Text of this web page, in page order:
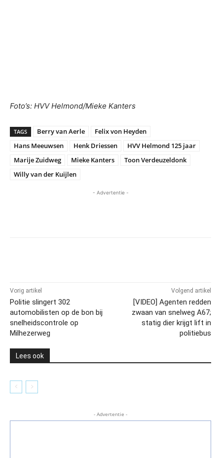
Foto’s: HVV Helmond/Mieke Kanters
TAGS Berry van Aerle
Felix von Heyden
Hans Meeuwsen
Henk Driessen
HVV Helmond 125 jaar
Marije Zuidweg
Mieke Kanters
Toon Verdeuzeldonk
Willy van der Kuijlen
- Advertentie -
Vorig artikel
Politie slingert 302
automobilisten op de bon bij
snelheidscontrole op
Milhezerweg
Volgend artikel
[VIDEO] Agenten redden
zwaan van snelweg A67;
statig dier krijgt lift in
politiebus
Lees ook
- Advertentie -